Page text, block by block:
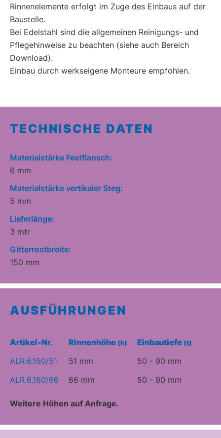
Rinnenelemente erfolgt im Zuge des Einbaus auf der
Baustelle.
Bei Edelstahl sind die allgemeinen Reinigungs- und
Pflegehinweise zu beachten (siehe auch Bereich
Download).
Einbau durch werkseigene Monteure empfohlen.
TECHNISCHE DATEN
Materialstärke Festflansch:
6 mm
Materialstärke vertikaler Steg:
5 mm
Lieferlänge:
3 mtr
Gitterrostbreite:
150 mm
AUSFÜHRUNGEN
Artikel-Nr. Rinnenhöhe (h) Einbautiefe (t)
ALR.6.150/51 51 mm
50 - 90 mm
ALR.6.150/66
66 mm 50 - 90 mm
Weitere Höhen auf Anfrage.